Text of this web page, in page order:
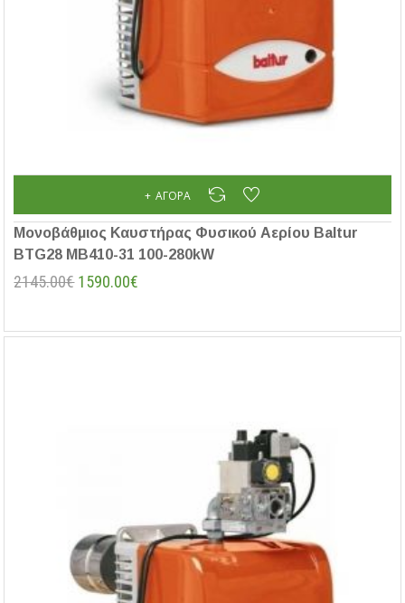
Μονοβάθμιος Καυστήρας Φυσικού Αερίου Baltur
BTG28 MB410-31 100-280kW
2145.00€ 1590.00€
ΑΓΟΡΆ